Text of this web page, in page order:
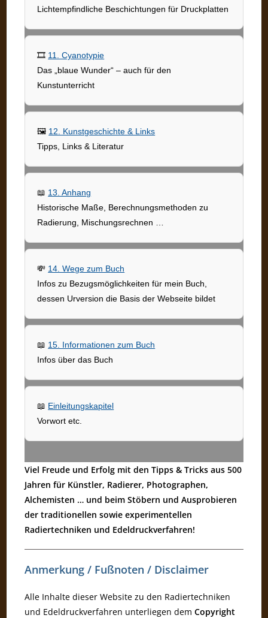
Lichtempfindliche Beschichtungen für Druckplatten
🎞 11. Cyanotypie
Das „blaue Wunder“ – auch für den
Kunstunterricht
🖼 12. Kunstgeschichte & Links
Tipps, Links & Literatur
📖 13. Anhang
Historische Maße, Berechnungsmethoden zu
Radierung, Mischungsrechnen …
💸 14. Wege zum Buch
Infos zu Bezugsmöglichkeiten für mein Buch,
dessen Urversion die Basis der Webseite bildet
📖 15. Informationen zum Buch
Infos über das Buch
📖 Einleitungskapitel
Vorwort etc.
Viel Freude und Erfolg mit den Tipps & Tricks aus 500
Jahren für Künstler, Radierer, Photographen,
Alchemisten … und beim Stöbern und Ausprobieren
der traditionellen sowie experimentellen
Radiertechniken und Edeldruckverfahren!
Anmerkung / Fußnoten / Disclaimer
Alle Inhalte dieser Website zu den Radiertechniken
und Edeldruckverfahren unterliegen demCopyright